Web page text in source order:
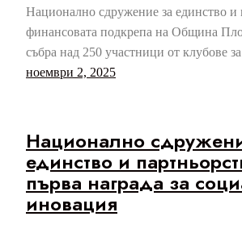
Национално сдружение за единство и
финансовата подкрепа на Община
събра над 250 участници от клубове
ноември 2, 2025
Национално
единство и
първа награда за
иновация